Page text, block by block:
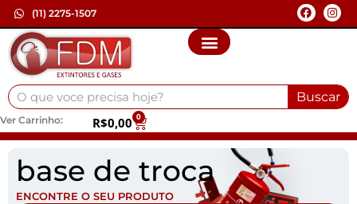
(11) 2275-1507
Buscar
Ver Carrinho: R$0,00 0
base de troca
ENCONTRE O SEU PRODUTO